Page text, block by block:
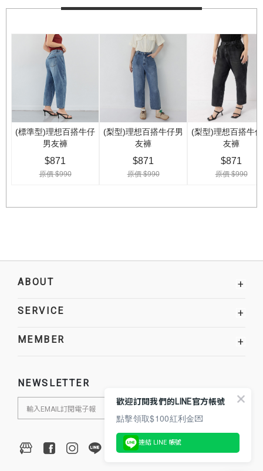
ABOUT +
SERVICE +
MEMBER +
NEWSLETTER
歡迎訂閱我們的LINE官方帳號
點擊領取$100紅利金💌
連結 LINE 帳號